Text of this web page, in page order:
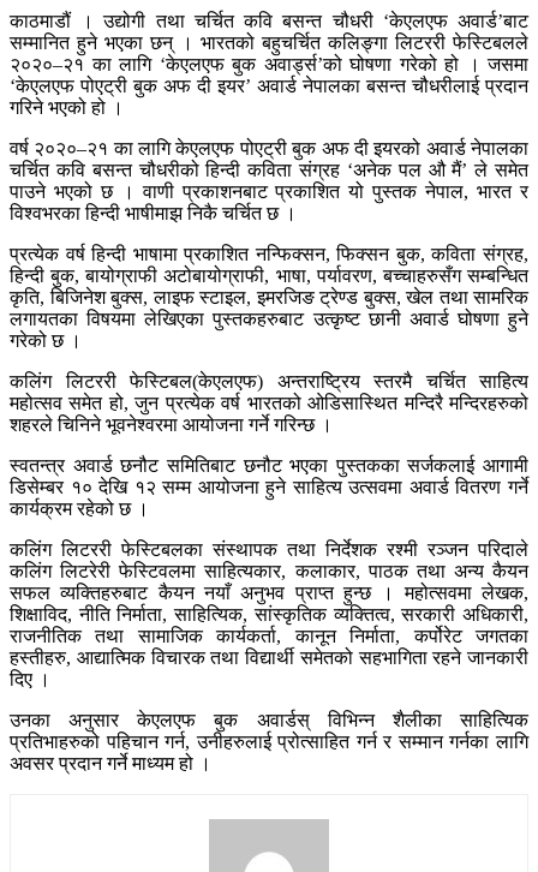
काठमाडौं । उद्योगी तथा चर्चित कवि बसन्त चौधरी ‘केएलएफ अवार्ड’बाट
सम्मानित हुने भएका छन् । भारतको बहुचर्चित कलिङ्गा लिटररी फेस्टिबलले
२०२०–२१ का लागि ‘केएलएफ बुक अवार्ड्स’को घोषणा गरेको हो । जसमा
‘केएलएफ पोएट्री बुक अफ दी इयर’ अवार्ड नेपालका बसन्त चौधरीलाई प्रदान
गरिने भएको हो ।
वर्ष २०२०–२१ का लागि केएलएफ पोएट्री बुक अफ दी इयरको अवार्ड नेपालका
चर्चित कवि बसन्त चौधरीको हिन्दी कविता संग्रह ‘अनेक पल औ मैं’ ले समेत
पाउने भएको छ । वाणी प्रकाशनबाट प्रकाशित यो पुस्तक नेपाल, भारत र
विश्वभरका हिन्दी भाषीमाझ निकै चर्चित छ ।
प्रत्येक वर्ष हिन्दी भाषामा प्रकाशित नन्फिक्सन, फिक्सन बुक, कविता संग्रह,
हिन्दी बुक, बायोग्राफी अटोबायोग्राफी, भाषा, पर्यावरण, बच्चाहरुसँग सम्बन्धित
कृति, बिजिनेश बुक्स, लाइफ स्टाइल, इमरजिङ ट्रेण्ड बुक्स, खेल तथा सामरिक
लगायतका विषयमा लेखिएका पुस्तकहरुबाट उत्कृष्ट छानी अवार्ड घोषणा हुने
गरेको छ ।
कलिंग लिटररी फेस्टिबल(केएलएफ) अन्तराष्ट्रिय स्तरमै चर्चित साहित्य
महोत्सव समेत हो, जुन प्रत्येक वर्ष भारतको ओडिसास्थित मन्दिरै मन्दिरहरुको
शहरले चिनिने भूवनेश्वरमा आयोजना गर्ने गरिन्छ ।
स्वतन्त्र अवार्ड छनौट समितिबाट छनौट भएका पुस्तकका सर्जकलाई आगामी
डिसेम्बर १० देखि १२ सम्म आयोजना हुने साहित्य उत्सवमा अवार्ड वितरण गर्ने
कार्यक्रम रहेको छ ।
कलिंग लिटररी फेस्टिबलका संस्थापक तथा निर्देशक रश्मी रञ्जन परिदाले
कलिंग लिटरेरी फेस्टिवलमा साहित्यकार, कलाकार, पाठक तथा अन्य कैयन
सफल व्यक्तिहरुबाट कैयन नयाँ अनुभव प्राप्त हुन्छ । महोत्सवमा लेखक,
शिक्षाविद, नीति निर्माता, साहित्यिक, सांस्कृतिक व्यक्तित्व, सरकारी अधिकारी,
राजनीतिक तथा सामाजिक कार्यकर्ता, कानून निर्माता, कर्पोरेट जगतका
हस्तीहरु, आद्यात्मिक विचारक तथा विद्यार्थी समेतको सहभागिता रहने जानकारी
दिए ।
उनका अनुसार केएलएफ बुक अवार्डस् विभिन्न शैलीका साहित्यिक
प्रतिभाहरुको पहिचान गर्न, उनीहरुलाई प्रोत्साहित गर्न र सम्मान गर्नका लागि
अवसर प्रदान गर्ने माध्यम हो ।